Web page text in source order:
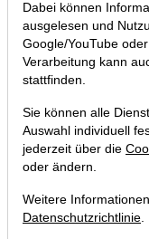
12.09.2023 um 10:40
Dabei können
ausgelesen und
Google/YouTube
Verarbeitung kann
stattfinden.
Sie können alle
Auswahl individuell
jederzeit über die
oder ändern.
Weitere
Datenschutzrichtlinie.